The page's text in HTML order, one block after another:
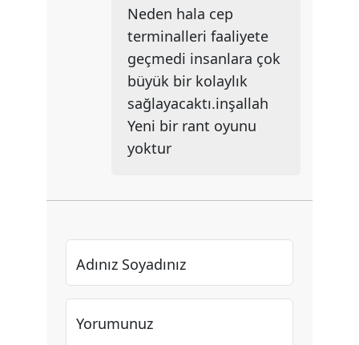
Neden hala cep
terminalleri faaliyete
geçmedi insanlara çok
büyük bir kolaylık
sağlayacaktı.inşallah
Yeni bir rant oyunu
yoktur
Adınız Soyadınız
Yorumunuz